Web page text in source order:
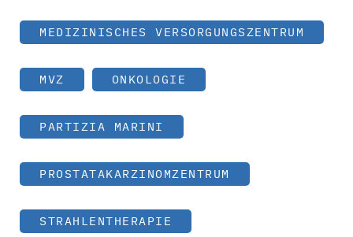
MEDIZINISCHES VERSORGUNGSZENTRUM
MVZ ONKOLOGIE
PARTIZIA MARINI
PROSTATAKARZINOMZENTRUM
STRAHLENTHERAPIE